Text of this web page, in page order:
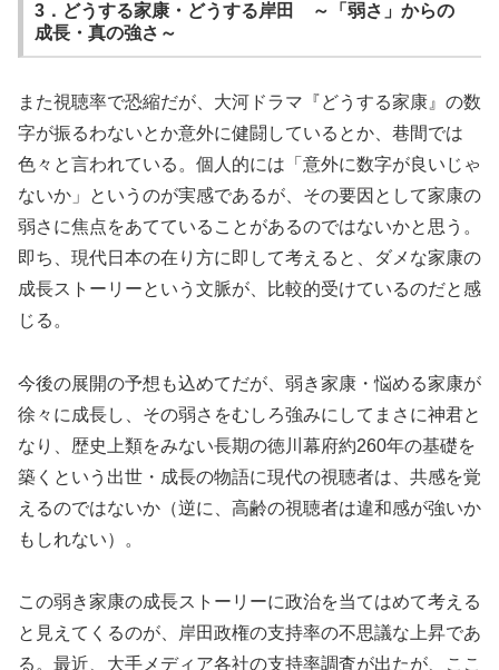
3．どうする家康・どうする岸田 ～「弱さ」からの
成長・真の強さ～
また視聴率で恐縮だが、大河ドラマ『どうする家康』の数
字が振るわないとか意外に健闘しているとか、巷間では
色々と言われている。個人的には「意外に数字が良いじゃ
ないか」というのが実感であるが、その要因として家康の
弱さに焦点をあてていることがあるのではないかと思う。
即ち、現代日本の在り方に即して考えると、ダメな家康の
成長ストーリーという文脈が、比較的受けているのだと感
じる。
今後の展開の予想も込めてだが、弱き家康・悩める家康が
徐々に成長し、その弱さをむしろ強みにしてまさに神君と
なり、歴史上類をみない長期の徳川幕府約260年の基礎を
築くという出世・成長の物語に現代の視聴者は、共感を覚
えるのではないか（逆に、高齢の視聴者は違和感が強いか
もしれない）。
この弱き家康の成長ストーリーに政治を当てはめて考える
と見えてくるのが、岸田政権の支持率の不思議な上昇であ
る。最近、大手メディア各社の支持率調査が出たが、ここ